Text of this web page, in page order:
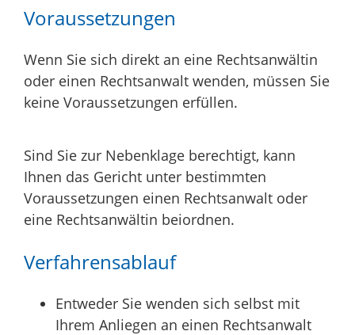
Voraussetzungen
Wenn Sie sich direkt an eine Rechtsanwältin
oder einen Rechtsanwalt wenden, müssen Sie
keine Voraussetzungen erfüllen.
Sind Sie zur Nebenklage berechtigt, kann
Ihnen das Gericht unter bestimmten
Voraussetzungen einen Rechtsanwalt oder
eine Rechtsanwältin beiordnen.
Verfahrensablauf
Entweder Sie wenden sich selbst mit
Ihrem Anliegen an einen Rechtsanwalt